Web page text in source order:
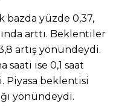
bazda yüzde 0,37,
arttı. Beklentiler
artış yönündeydi.
saati ise 0,1 saat
Piyasa beklentisi
yönündeydi.